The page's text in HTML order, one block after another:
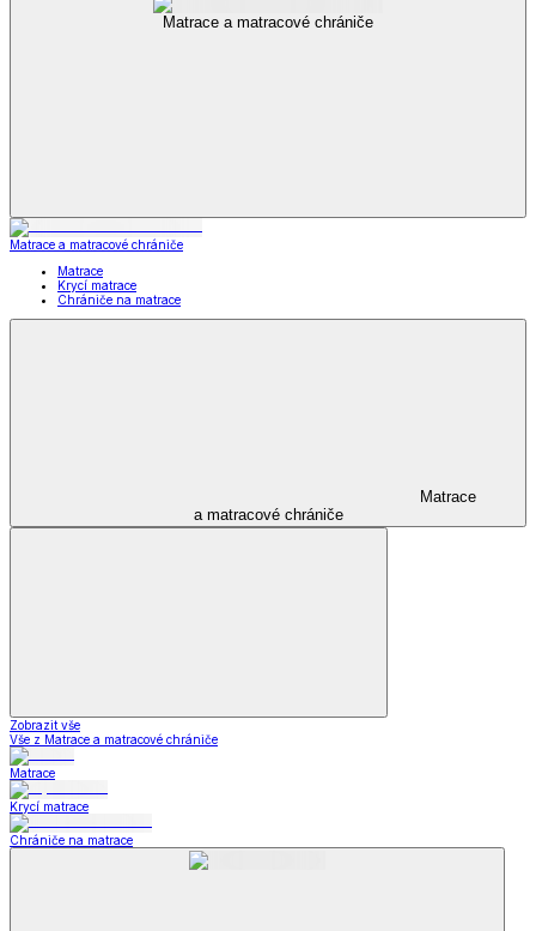
Matrace a matracové chrániče
Matrace a matracové chrániče
Matrace
Krycí matrace
Chrániče na matrace
Matrace
a matracové chrániče
Zobrazit vše
Vše z Matrace a matracové chrániče
Matrace
Krycí matrace
Chrániče na matrace